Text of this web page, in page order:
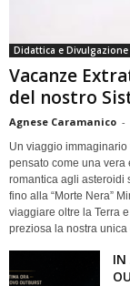
Didattica e Divulgazione
Vacanze
del nostro
Agnese Caramanico -
Un viaggio immaginario
pensato come una vera
romantica agli asteroidi
fino alla “Morte Nera”
viaggiare oltre la Terra
preziosa la nostra unica
IN